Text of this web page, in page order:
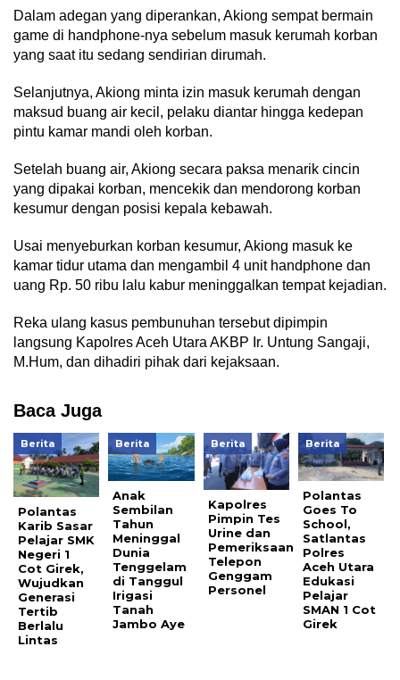
Dalam adegan yang diperankan, Akiong sempat bermain
game di handphone-nya sebelum masuk kerumah korban
yang saat itu sedang sendirian dirumah.
Selanjutnya, Akiong minta izin masuk kerumah dengan
maksud buang air kecil, pelaku diantar hingga kedepan
pintu kamar mandi oleh korban.
Setelah buang air, Akiong secara paksa menarik cincin
yang dipakai korban, mencekik dan mendorong korban
kesumur dengan posisi kepala kebawah.
Usai menyeburkan korban kesumur, Akiong masuk ke
kamar tidur utama dan mengambil 4 unit handphone dan
uang Rp. 50 ribu lalu kabur meninggalkan tempat kejadian.
Reka ulang kasus pembunuhan tersebut dipimpin
langsung Kapolres Aceh Utara AKBP Ir. Untung Sangaji,
M.Hum, dan dihadiri pihak dari kejaksaan.
Baca Juga
Berita
Polantas
Karib Sasar
Pelajar SMK
Negeri 1
Cot Girek,
Wujudkan
Generasi
Tertib
Berlalu
Lintas
Berita
Anak
Sembilan
Tahun
Meninggal
Dunia
Tenggelam
di Tanggul
Irigasi
Tanah
Jambo Aye
Berita
Kapolres
Pimpin Tes
Urine dan
Pemeriksaan
Telepon
Genggam
Personel
Berita
Polantas
Goes To
School,
Satlantas
Polres
Aceh Utara
Edukasi
Pelajar
SMAN 1 Cot
Girek